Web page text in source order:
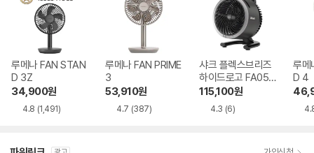
루메나 FAN STAN
D 3Z
34,900원
4.8 (1,491)
루메나 FAN PRIME
3
53,910원
4.7 (387)
샤크 플렉스브리즈
하이드로고 FA050
KR
115,100원
4.3 (6)
루메
D 4